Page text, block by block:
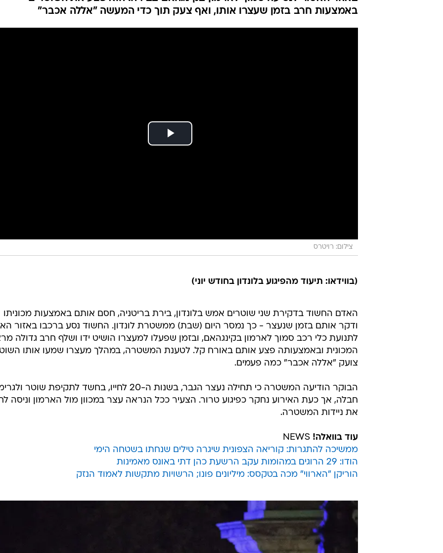
באמצעות חרב בזמן שעצרו אותו, ואף צעק תוך כדי המעשה "אללה אכבר"
צילום: רויטרס
(בווידאו: תיעוד מהפיגוע בלונדון בחודש יוני)
האדם החשוד בדקירת שני שוטרים אמש בלונדון, בירת בריטניה, חסם אותם באמצעות מכוניתו
ודקר אותם בזמן שנעצר - כך נמסר היום (שבת) ממשטרת לונדון. החשוד נסע ברכבו באזור
לתנועת כלי רכב סמוך לארמון בקינגהאם, ובזמן שפעלו למעצרו הושיט ידו ושלף חרב גדולה
המכונית ובאמצעותה פצע אותם באורח קל. לטענת המשטרה, במהלך מעצרו שמעו אותו
צועק "אללה אכבר" כמה פעמים.
הבוקר הודיעה המשטרה כי תחילה נעצר הגבר, בשנות ה-20 לחייו, בחשד לתקיפת שוטר
חבלה, אך כעת האירוע נחקר כפיגוע טרור. הצעיר ככל הנראה עצר במכוון מול הארמון וניסה
את ניידות המשטרה.
עוד בוואלה!
ממשיכה להתגרות: קוריאה הצפונית שיגרה טילים שנחתו בשטחה הימי
הודו: 29 הרוגים במהומות עקב הרשעת כהן דתי באונס מאמינות
הוריקן "הארווי" מכה בטקסס: מיליונים פונו; הרשויות מתקשות לאמוד הנזק